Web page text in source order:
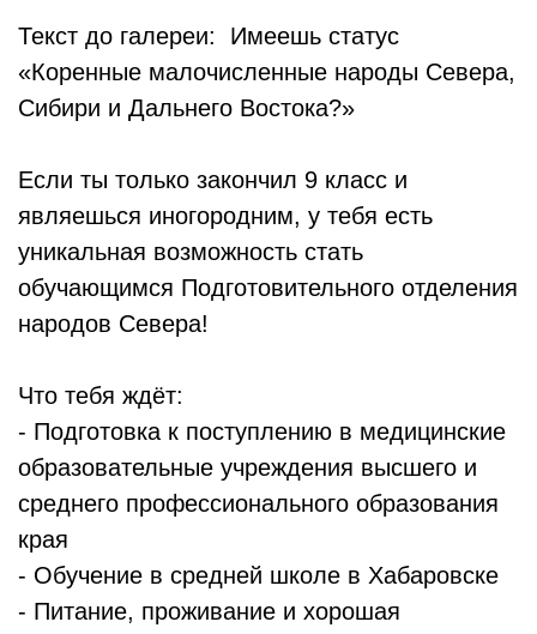
Текст до галереи: Имеешь статус
«Коренные малочисленные народы Севера,
Сибири и Дальнего Востока?»
Если ты только закончил 9 класс и
являешься иногородним, у тебя есть
уникальная возможность стать
обучающимся Подготовительного отделения
народов Севера!
Что тебя ждёт:
- Подготовка к поступлению в медицинские
образовательные учреждения высшего и
среднего профессионального образования
края
- Обучение в средней школе в Хабаровске
- Питание, проживание и хорошая